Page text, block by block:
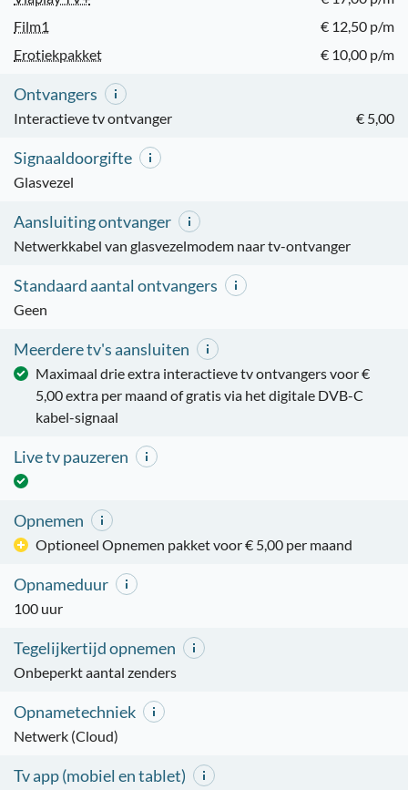
Film1
€ 12,50 p/m
Erotiekpakket
€ 10,00 p/m
Ontvangers
Interactieve tv ontvanger € 5,00
Signaaldoorgifte
Glasvezel
Aansluiting ontvanger
Netwerkkabel van glasvezelmodem naar tv-ontvanger
Standaard aantal ontvangers
Geen
Meerdere tv's aansluiten
Maximaal drie extra interactieve tv ontvangers voor €
5,00 extra per maand of gratis via het digitale DVB-C
kabel-signaal
Live tv pauzeren
Opnemen
Optioneel Opnemen pakket voor € 5,00 per maand
Opnameduur
100 uur
Tegelijkertijd opnemen
Onbeperkt aantal zenders
Opnametechniek
Netwerk (Cloud)
Tv app (mobiel en tablet)